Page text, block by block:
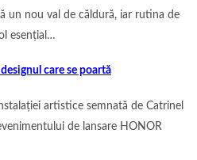
un nou val de căldură, iar rutina de
esențial…
care se poartă
artistice semnată de Catrinel
de lansare HONOR